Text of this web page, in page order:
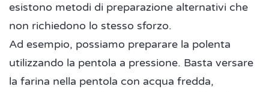
esistono metodi di preparazione alternativi che
non richiedono lo stesso sforzo.
Ad esempio, possiamo preparare la polenta
utilizzando la pentola a pressione. Basta versare
la farina nella pentola con acqua fredda,